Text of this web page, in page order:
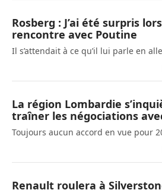
Rosberg : J’ai été surpris
rencontre avec Poutine
Il s’attendait à ce qu’il lui parle en
La région Lombardie
traîner les négociations
Toujours aucun accord en vue pour
Renault roulera à